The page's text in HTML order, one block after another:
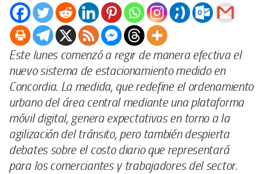
Este lunes comenzó a regir de manera efectiva el
nuevo sistema de estacionamiento medido en
Concordia. La medida, que redefine el ordenamiento
urbano del área central mediante una plataforma
móvil digital, genera expectativas en torno a la
agilización del tránsito, pero también despierta
debates sobre el costo diario que representará
para los comerciantes y trabajadores del sector.